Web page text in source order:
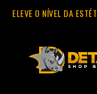
ELEVE O NÍVEL DA